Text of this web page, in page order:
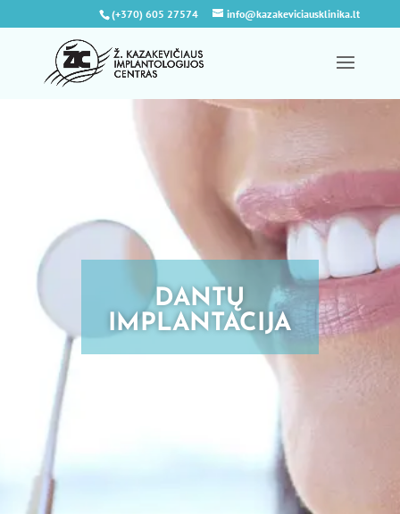
(+370) 605 27574 info@kazakeviciausklinika.lt
DANTŲ
IMPLANTACIJA